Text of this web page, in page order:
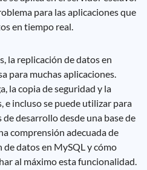
para las aplicaciones que
en tiempo real.
la replicación de datos en
para muchas aplicaciones.
la copia de seguridad y la
e incluso se puede utilizar para
desarrollo desde una base de
comprensión adecuada de
datos en MySQL y cómo
al máximo esta funcionalidad.